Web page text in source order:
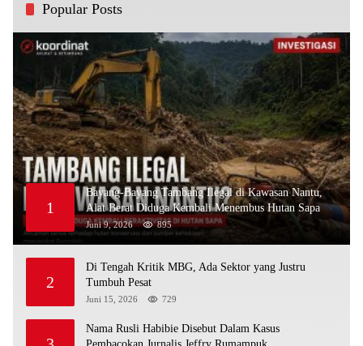
Popular Posts
1
Bayang-Bayang Tambang Ilegal di Kawasan Nantu,
Alat Berat Diduga Kembali Menembus Hutan Sapa
Juni 9, 2026 895
2
Di Tengah Kritik MBG, Ada Sektor yang Justru
Tumbuh Pesat
Juni 15, 2026 729
Nama Rusli Habibie Disebut Dalam Kasus